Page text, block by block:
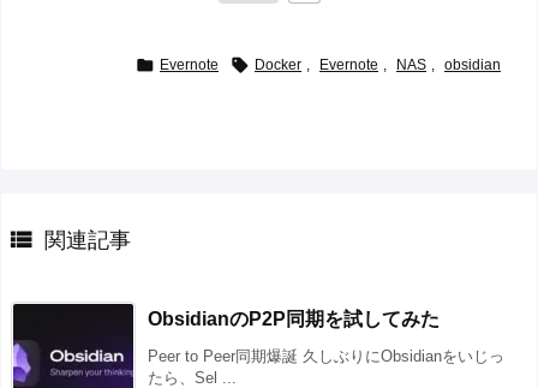
 Evernote  Docker Evernote NAS obsidian
 関連記事
ObsidianのP2P同期を試してみた
Peer to Peer同期爆誕 久しぶりにObsidianをいじっ
たら、Sel ...